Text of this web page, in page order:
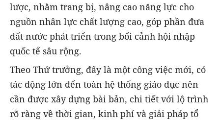
lược, nhằm trang bị, nâng cao năng lực cho
nguồn nhân lực chất lượng cao, góp phần đưa
đất nước phát triển trong bối cảnh hội nhập
quốc tế sâu rộng.
Theo Thứ trưởng, đây là một công việc mới, có
tác động lớn đến toàn hệ thống giáo dục nên
cần được xây dựng bài bản, chi tiết với lộ trình
rõ ràng về thời gian, kinh phí và giải pháp tổ